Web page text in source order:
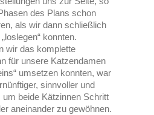
des Plans schon
als wir dann schließlich
konnten.
wir das komplette
für unsere Katzendamen
umsetzen konnten, war
sinnvoller und
um beide Kätzinnen Schritt
aneinander zu gewöhnen.